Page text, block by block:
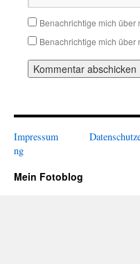
Benachrichtige mich über
Benachrichtige mich über
Impressum
ng
Mein Fotoblog